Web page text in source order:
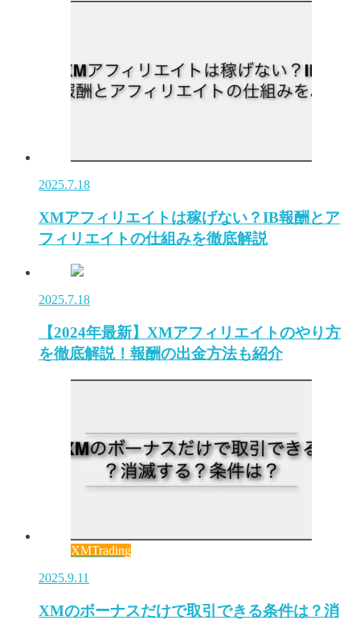
2025.7.18
XMアフィリエイトは稼げない？IB報酬とア
フィリエイトの仕組みを徹底解説
2025.7.18
【2024年最新】XMアフィリエイトのやり方
を徹底解説！報酬の出金方法も紹介
XMTrading
2025.9.11
XMのボーナスだけで取引できる条件は？消